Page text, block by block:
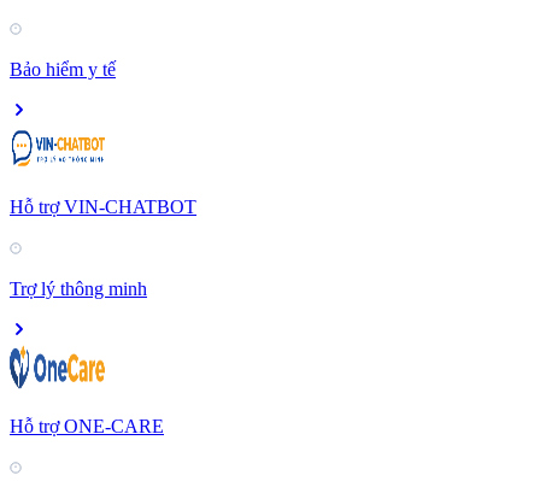
Bảo hiểm y tế
Hỗ trợ VIN-CHATBOT
Trợ lý thông minh
Hỗ trợ ONE-CARE